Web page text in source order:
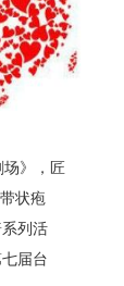
场》，匠
状疱
列活
届台